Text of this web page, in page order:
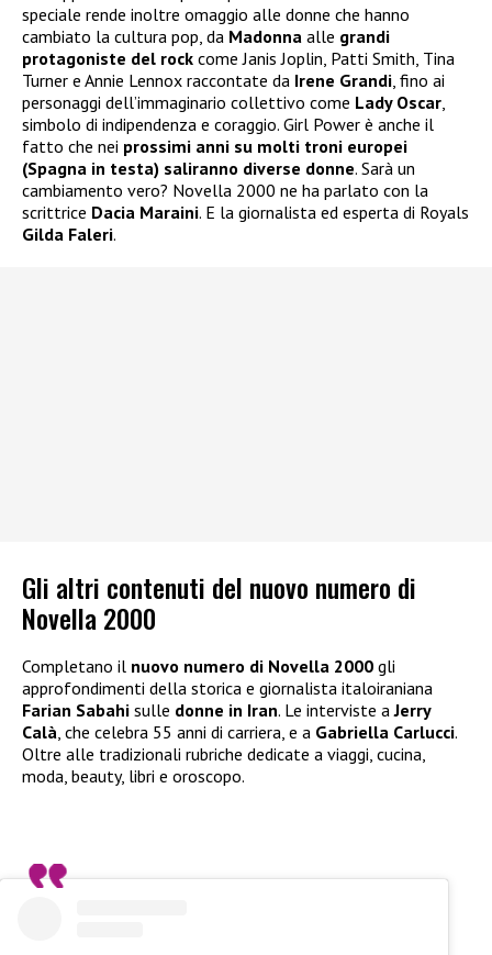
speciale rende inoltre omaggio alle donne che hanno
cambiato la cultura pop, da Madonna alle grandi
protagoniste del rock come Janis Joplin, Patti Smith, Tina
Turner e Annie Lennox raccontate da Irene Grandi, fino ai
personaggi dell’immaginario collettivo come Lady Oscar,
simbolo di indipendenza e coraggio. Girl Power è anche il
fatto che nei prossimi anni su molti troni europei
(Spagna in testa) saliranno diverse donne. Sarà un
cambiamento vero? Novella 2000 ne ha parlato con la
scrittrice Dacia Maraini. E la giornalista ed esperta di Royals
Gilda Faleri.
Gli altri contenuti del nuovo numero di
Novella 2000
Completano il nuovo numero di Novella 2000 gli
approfondimenti della storica e giornalista italoiraniana
Farian Sabahi sulle donne in Iran. Le interviste a Jerry
Calà , che celebra 55 anni di carriera, e a Gabriella Carlucci.
Oltre alle tradizionali rubriche dedicate a viaggi, cucina,
moda, beauty, libri e oroscopo.